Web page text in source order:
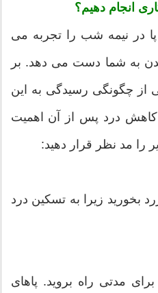
انجام دهیم؟
در نیمه شب را تجربه می
به شما دست می دهد. بر
چگونگی رسیدگی به این
درد پس از آن اهمیت
را مد نظر قرار دهید:
بخورید زیرا به تسکین درد
مدتی راه بروید. پاهای